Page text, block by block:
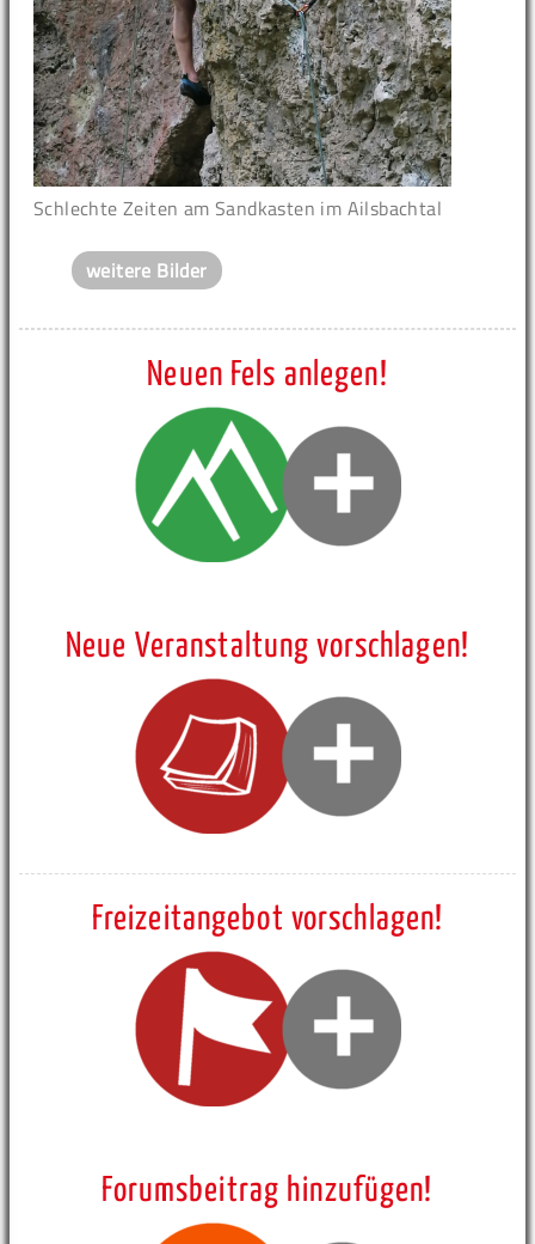
Schlechte Zeiten am Sandkasten im Ailsbachtal
weitere Bilder
Neuen Fels anlegen!
Neue Veranstaltung vorschlagen!
Freizeitangebot vorschlagen!
Forumsbeitrag hinzufügen!